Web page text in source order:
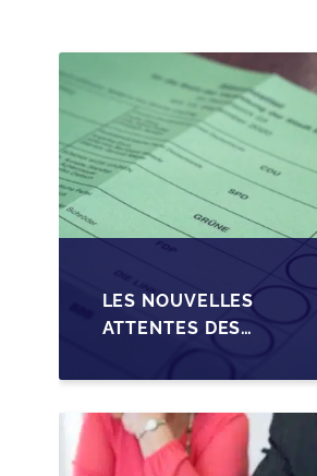
LES NOUVELLES
ATTENTES DES
TRANSMISSION DES
PME BELGES